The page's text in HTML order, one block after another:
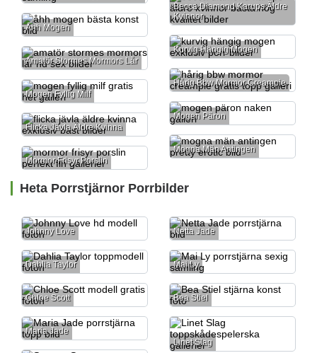
Becca Diamond Karups Äldre
Kvinnor
Åhh Mogen
Kurvig Hängig Mogen
Amatör Stormes Mormors Lår
Hårig Bbw Mormor Creampie
Mogen Fyllig Milf
Mogen Päron
Flicka Jävla Äldre Kvinna
Mogna Män Antingen
Mormor Frisyr Porslin
Heta Porrstjärnor Porrbilder
Johnny Love Netta Jade
Dahlia Taylor Mai Ly
Chloe Scott Bea Stiel
Maria Jade
Linet Slag